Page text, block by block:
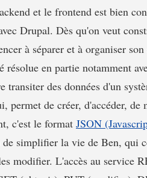
et le frontend est bien
Drupal. Dès qu'on veut
à séparer et à organiser
en partie notamment
transiter des données d'un
permet de créer, d'accéder,
c'est le format JSON
de simplifier la vie de Ben, qui
modifier. L'accès au service